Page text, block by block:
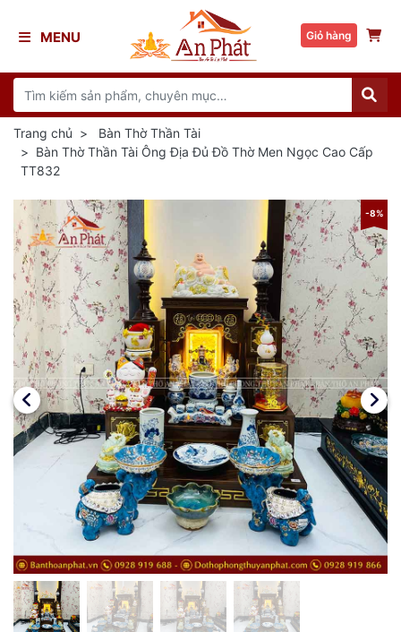
MENU Giỏ hàng
Trang chủ
Bàn Thờ Thần Tài
Bàn Thờ Thần Tài Ông Địa Đủ Đồ Thờ Men Ngọc Cao Cấp
TT832
-8%